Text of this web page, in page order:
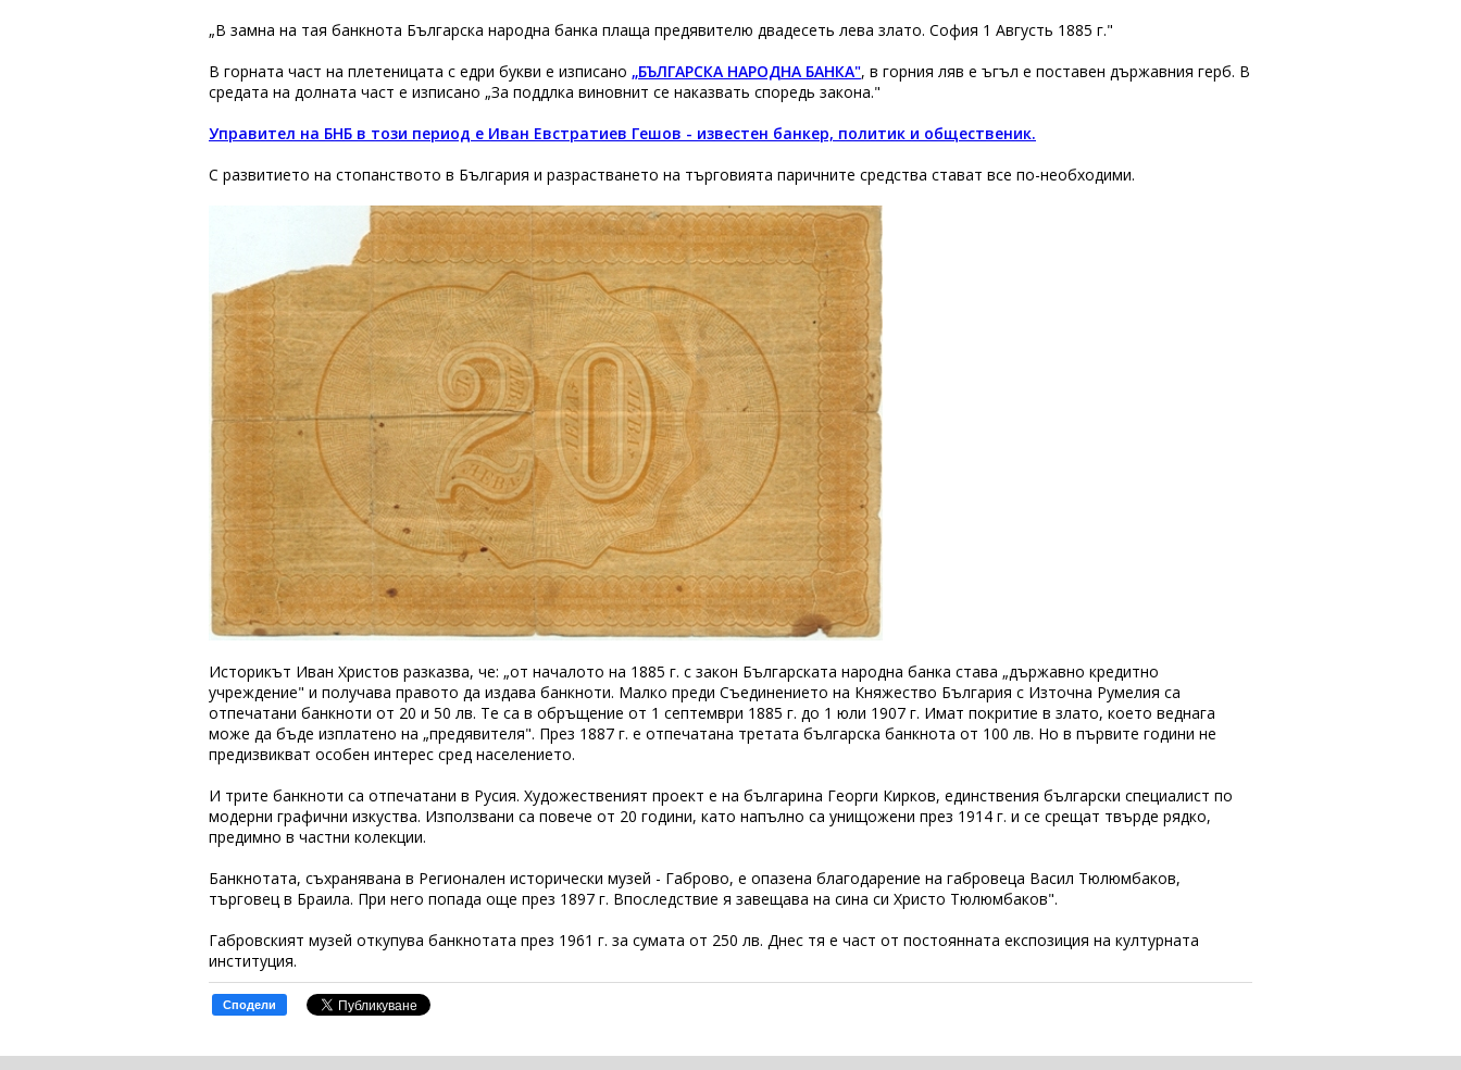
„В замѣна на тая банкнота Българска народна банка плаща предявителю двадесеть лева злато. София 1 Августь 1885 г."
В горната част на плетеницата с едри букви е изписано „БЪЛГАРСКА НАРОДНА БАНКА", в горния ляв е ъгъл е поставен държавния герб. В
средата на долната част е изписано „За поддѣлка виновнитѣ се наказвать споредь закона."
Управител на БНБ в този период е Иван Евстратиев Гешов - известен банкер, политик и общественик.
С развитието на стопанството в България и разрастването на търговията паричните средства стават все по-необходими.
Историкът Иван Христов разказва, че: „от началото на 1885 г. с закон Българската народна банка става „държавно кредитно
учреждение" и получава правото да издава банкноти. Малко преди Съединението на Княжество България с Източна Румелия са
отпечатани банкноти от 20 и 50 лв. Те са в обръщение от 1 септември 1885 г. до 1 юли 1907 г. Имат покритие в злато, което веднага
може да бъде изплатено на „предявителя". През 1887 г. е отпечатана третата българска банкнота от 100 лв. Но в първите години не
предизвикват особен интерес сред населението.
И трите банкноти са отпечатани в Русия. Художественият проект е на българина Георги Кирков, единствения български специалист по
модерни графични изкуства. Използвани са повече от 20 години, като напълно са унищожени през 1914 г. и се срещат твърде рядко,
предимно в частни колекции.
Банкнотата, съхранявана в Регионален исторически музей - Габрово, е опазена благодарение на габровеца Васил Тюлюмбаков,
търговец в Браила. При него попада още през 1897 г. Впоследствие я завещава на сина си Христо Тюлюмбаков".
Габровският музей откупува банкнотата през 1961 г. за сумата от 250 лв. Днес тя е част от постоянната експозиция на културната
институция.
Сподели